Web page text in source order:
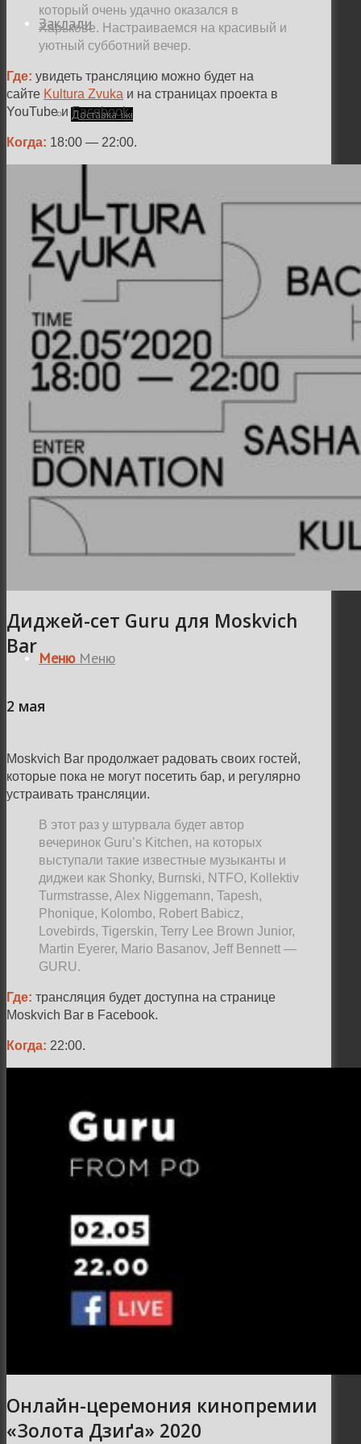
Заклади
Доставка їжі
Фотозвіти
Місто
Відео
Меню Меню
который очень удачно оказался в
Харькове. Настраиваемся на красивый и
уютный субботний вечер.
Где: увидеть трансляцию можно будет на
сайте Kultura Zvuka и на страницах проекта в
YouTube и Facebook.
Когда: 18:00 — 22:00.
Диджей-сет Guru для Moskvich
Bar
2 мая
Moskvich Bar продолжает радовать своих гостей,
которые пока не могут посетить бар, и регулярно
устраивать трансляции.
В этот раз у штурвала будет автор
вечеринок Guru’s Kitchen, на которых
выступали такие известные музыканты и
диджеи как Shonky, Burnski, NTFO, Kollektiv
Turmstrasse, Alex Niggemann, Tapesh,
Phonique, Kolombo, Robert Babicz,
Lovebirds, Tigerskin, Terry Lee Brown Junior,
Martin Eyerer, Mario Basanov, Jeff Bennett —
GURU.
Где: трансляция будет доступна на странице
Moskvich Bar в Facebook.
Когда: 22:00.
Онлайн-церемония кинопремии
«Золота Дзиґа» 2020